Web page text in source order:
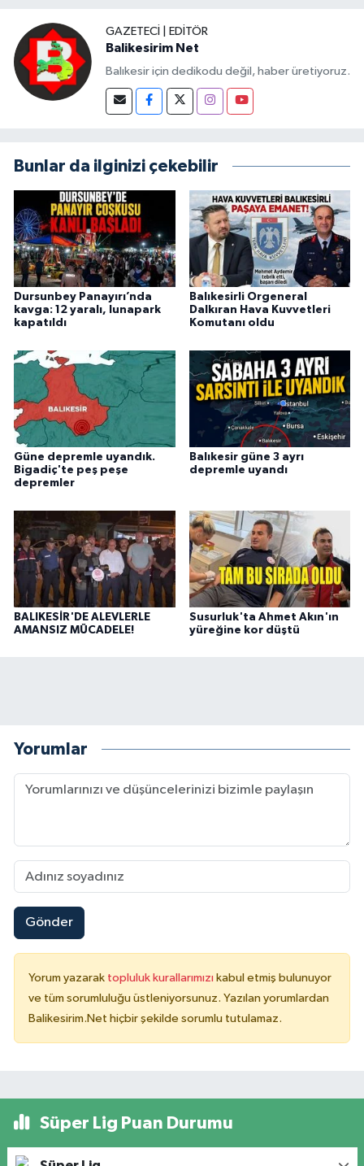
GAZETECI | EDITÖR
Balikesirim Net
Balıkesir için dedikodu değil, haber üretiyoruz.
Bunlar da ilginizi çekebilir
Dursunbey Panayırı’nda
kavga: 12 yaralı, lunapark
kapatıldı
Balıkesirli Orgeneral
Dalkıran Hava Kuvvetleri
Komutanı oldu
Güne depremle uyandık.
Bigadiç'te peş peşe
depremler
Balıkesir güne 3 ayrı
depremle uyandı
BALIKESİR'DE ALEVLERLE
AMANSIZ MÜCADELE!
Susurluk'ta Ahmet Akın'ın
yüreğine kor düştü
Yorumlar
Gönder
Yorum yazarak topluluk kurallarımızı kabul etmiş bulunuyor
ve tüm sorumluluğu üstleniyorsunuz. Yazılan yorumlardan
Balikesirim.Net hiçbir şekilde sorumlu tutulamaz.
Süper Lig Puan Durumu